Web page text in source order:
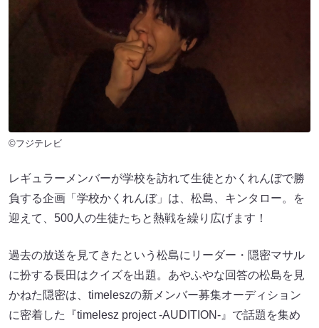
©フジテレビ
レギュラーメンバーが学校を訪れて生徒とかくれんぼで勝
負する企画「学校かくれんぼ」は、松島、キンタロー。を
迎えて、500人の生徒たちと熱戦を繰り広げます！
過去の放送を見てきたという松島にリーダー・隠密マサル
に扮する長田はクイズを出題。あやふやな回答の松島を見
かねた隠密は、timeleszの新メンバー募集オーディション
に密着した『timelesz project -AUDITION-』で話題を集め